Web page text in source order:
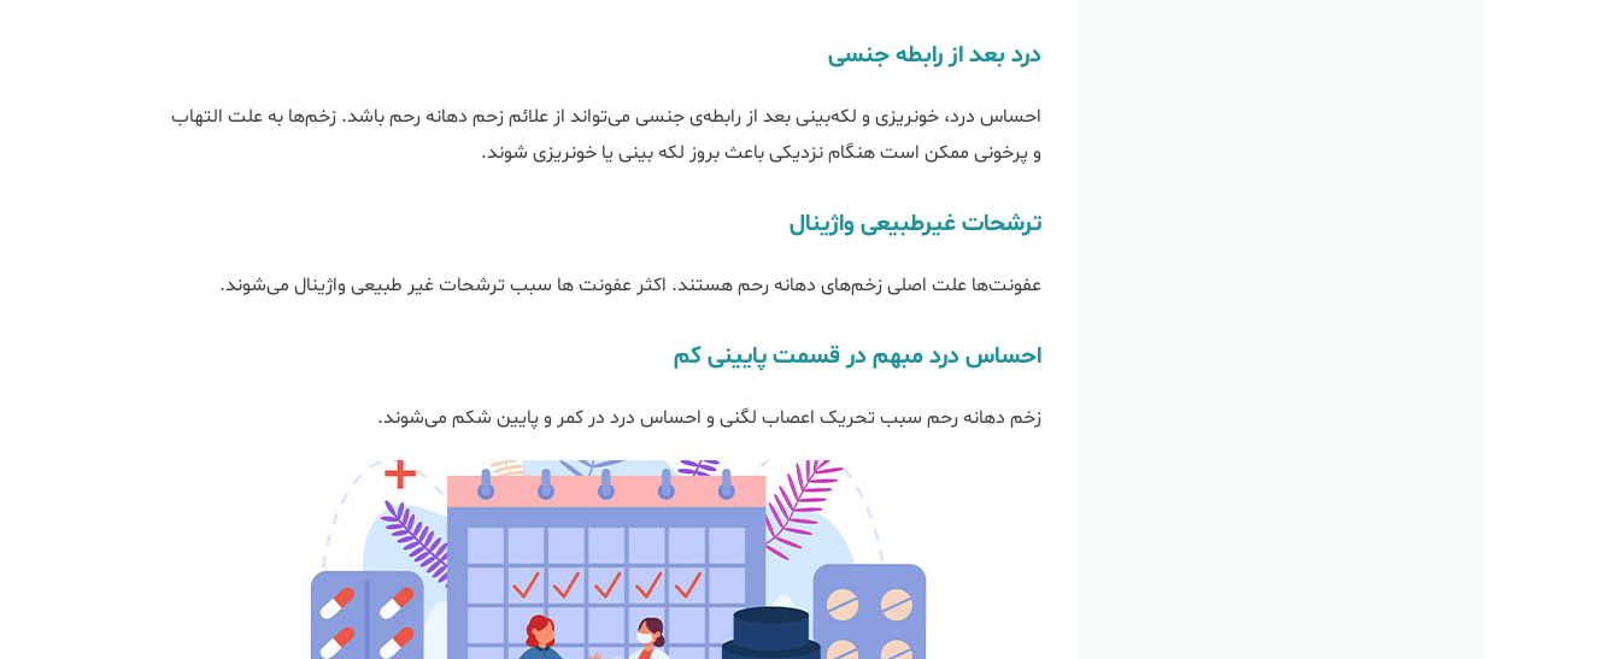
درد بعد از رابطه جنسی
احساس درد، خونریزی و لکه‌بینی بعد از رابطه‌ی جنسی می‌تواند از علائم زحم دهانه رحم باشد. زخم‌ها به علت التهاب
و پرخونی ممکن است هنگام نزدیکی باعث بروز لکه بینی یا خونریزی شوند.
ترشحات غیرطبیعی واژینال
عفونت‌ها علت اصلی زخم‌های دهانه رحم هستند. اکثر عفونت ها سبب ترشحات غیر طبیعی واژینال می‌شوند.
احساس درد مبهم در قسمت پایینی کم
زخم دهانه رحم سبب تحریک اعصاب لگنی و احساس درد در کمر و پایین شکم می‌شوند.